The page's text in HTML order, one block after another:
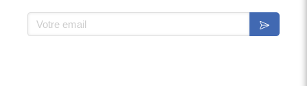
Votre email